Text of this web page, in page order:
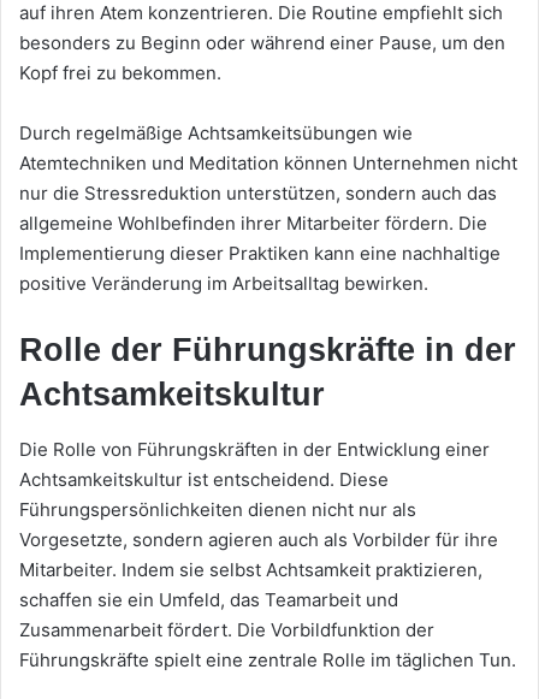
auf ihren Atem konzentrieren. Die Routine empfiehlt sich
besonders zu Beginn oder während einer Pause, um den
Kopf frei zu bekommen.
Durch regelmäßige Achtsamkeitsübungen wie
Atemtechniken und Meditation können Unternehmen nicht
nur die Stressreduktion unterstützen, sondern auch das
allgemeine Wohlbefinden ihrer Mitarbeiter fördern. Die
Implementierung dieser Praktiken kann eine nachhaltige
positive Veränderung im Arbeitsalltag bewirken.
Rolle der Führungskräfte in der
Achtsamkeitskultur
Die Rolle von Führungskräften in der Entwicklung einer
Achtsamkeitskultur ist entscheidend. Diese
Führungspersönlichkeiten dienen nicht nur als
Vorgesetzte, sondern agieren auch als Vorbilder für ihre
Mitarbeiter. Indem sie selbst Achtsamkeit praktizieren,
schaffen sie ein Umfeld, das Teamarbeit und
Zusammenarbeit fördert. Die Vorbildfunktion der
Führungskräfte spielt eine zentrale Rolle im täglichen Tun.